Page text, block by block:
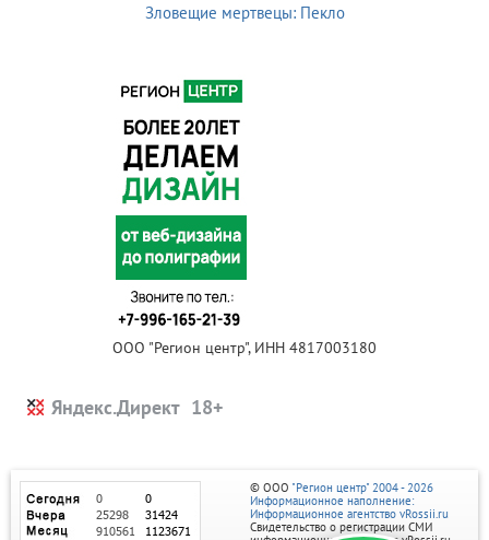
Зловещие мертвецы: Пекло
ООО "Регион центр", ИНН 4817003180
Яндекс.Директ
© ООО "Регион центр" 2004 - 2026
Информационное наполнение:
Информационное агентство vRossii.ru
Свидетельство о регистрации СМИ